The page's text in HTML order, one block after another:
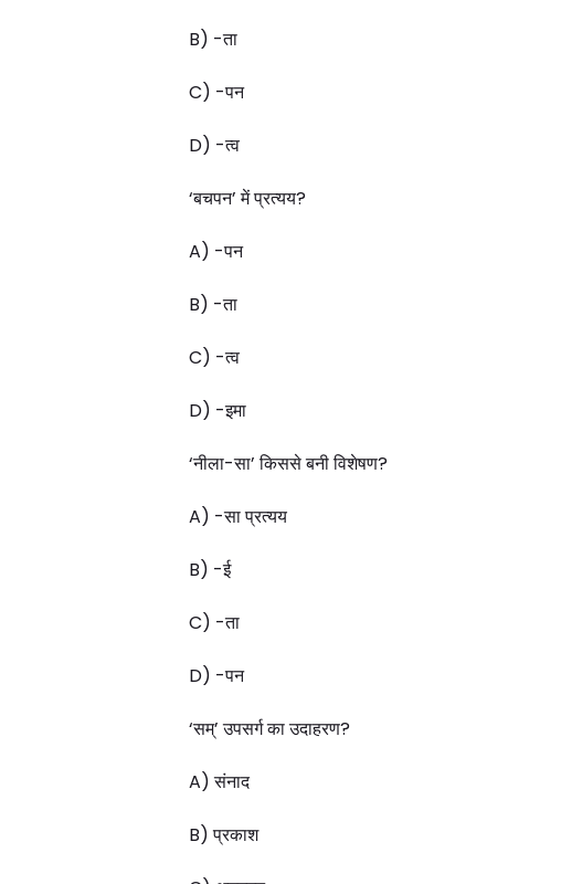
B) -ता
C) -पन
D) -त्व
‘बचपन’ में प्रत्यय?
A) -पन
B) -ता
C) -त्व
D) -इमा
‘नीला-सा’ किससे बनी विशेषण?
A) -सा प्रत्यय
B) -ई
C) -ता
D) -पन
‘सम्’ उपसर्ग का उदाहरण?
A) संनाद
B) प्रकाश